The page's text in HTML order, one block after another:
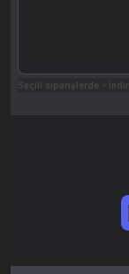
Seçili siparişlerde -